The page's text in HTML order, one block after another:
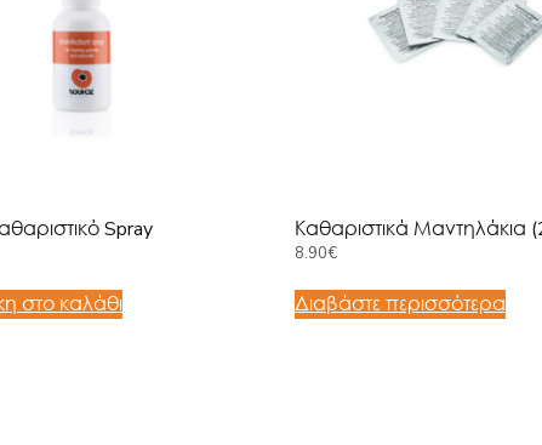
Spray
στο καλάθι
Καθαριστικά Μαντηλάκια
8.90€
Διαβάστε περισσότερα